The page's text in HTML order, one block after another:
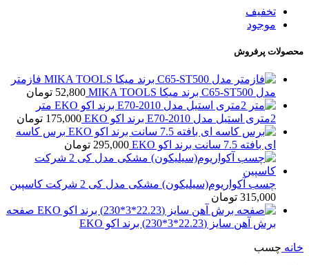
تخفیف
موجود
محصولات پرفروش
فازمتر
مدل C65-ST500 برند میکا MIKA TOOLS
52,800 تومان
متر
2متری استیل مدل E70-2010 برند اکو EKO
175,000 تومان
برس کاسه
ای بافته 7.5 سانت برند اکو EKO
295,000 تومان
چسب آکواریوم(سیلیکون) مشکی مدل کی 2 شرکت کاسپین
315,000 تومان
صفحه
برش آهن سایز (22.23*3*230) برند اکو EKO
خانه چسب